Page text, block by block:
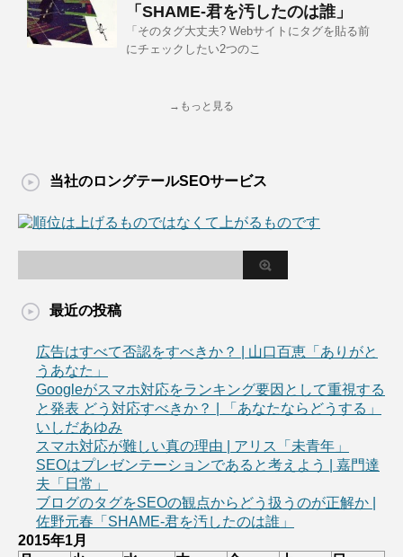
「SHAME-君を汚したのは誰」
「そのタグ大丈夫? Webサイトにタグを貼る前
にチェックしたい2つのこ
→もっと見る
当社のロングテールSEOサービス
最近の投稿
広告はすべて否認をすべきか？ | 山口百恵「ありがと
うあなた」
Googleがスマホ対応をランキング要因として重視する
と発表 どう対応すべきか？ | 「あなたならどうする」
いしだあゆみ
スマホ対応が難しい真の理由 | アリス「未青年」
SEOはプレゼンテーションであると考えよう | 嘉門達
夫「日常」
ブログのタグをSEOの観点からどう扱うのが正解か |
佐野元春「SHAME-君を汚したのは誰」
2015年1月